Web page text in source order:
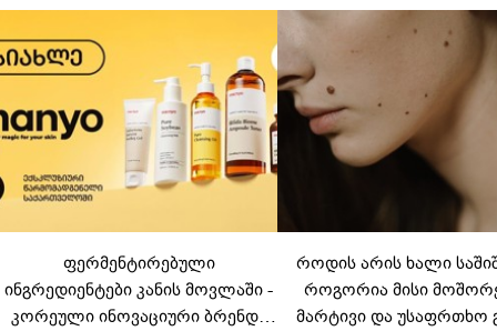
ფერმენტირებული
ინგრედიენტები კანის მოვლაში -
კორეული ინოვაციური ბრენდი
როდის არის ხალი
როგორია მისი
მარტივი და უსაფრთხო